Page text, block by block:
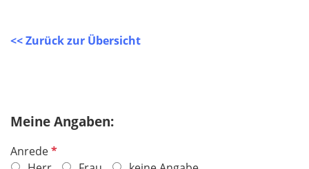
​​​​​​​<< Zurück zur Übersicht
Meine Angaben:
AnredeP